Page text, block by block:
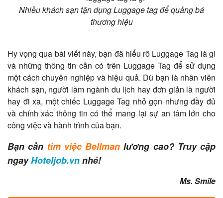
Nhiều khách sạn tận dụng Luggage tag để quảng bá
thương hiệu
Hy vọng qua bài viết này, bạn đã hiểu rõ Luggage Tag là gì
và những thông tin cần có trên Luggage Tag để sử dụng
một cách chuyên nghiệp và hiệu quả. Dù bạn là nhân viên
khách sạn, người làm ngành du lịch hay đơn giản là người
hay đi xa, một chiếc Luggage Tag nhỏ gọn nhưng đầy đủ
và chính xác thông tin có thể mang lại sự an tâm lớn cho
công việc và hành trình của bạn.
Bạn cần tìm việc Bellmanlương cao? Truy cập
ngayHoteljob.vnnhé!
​Ms. Smile